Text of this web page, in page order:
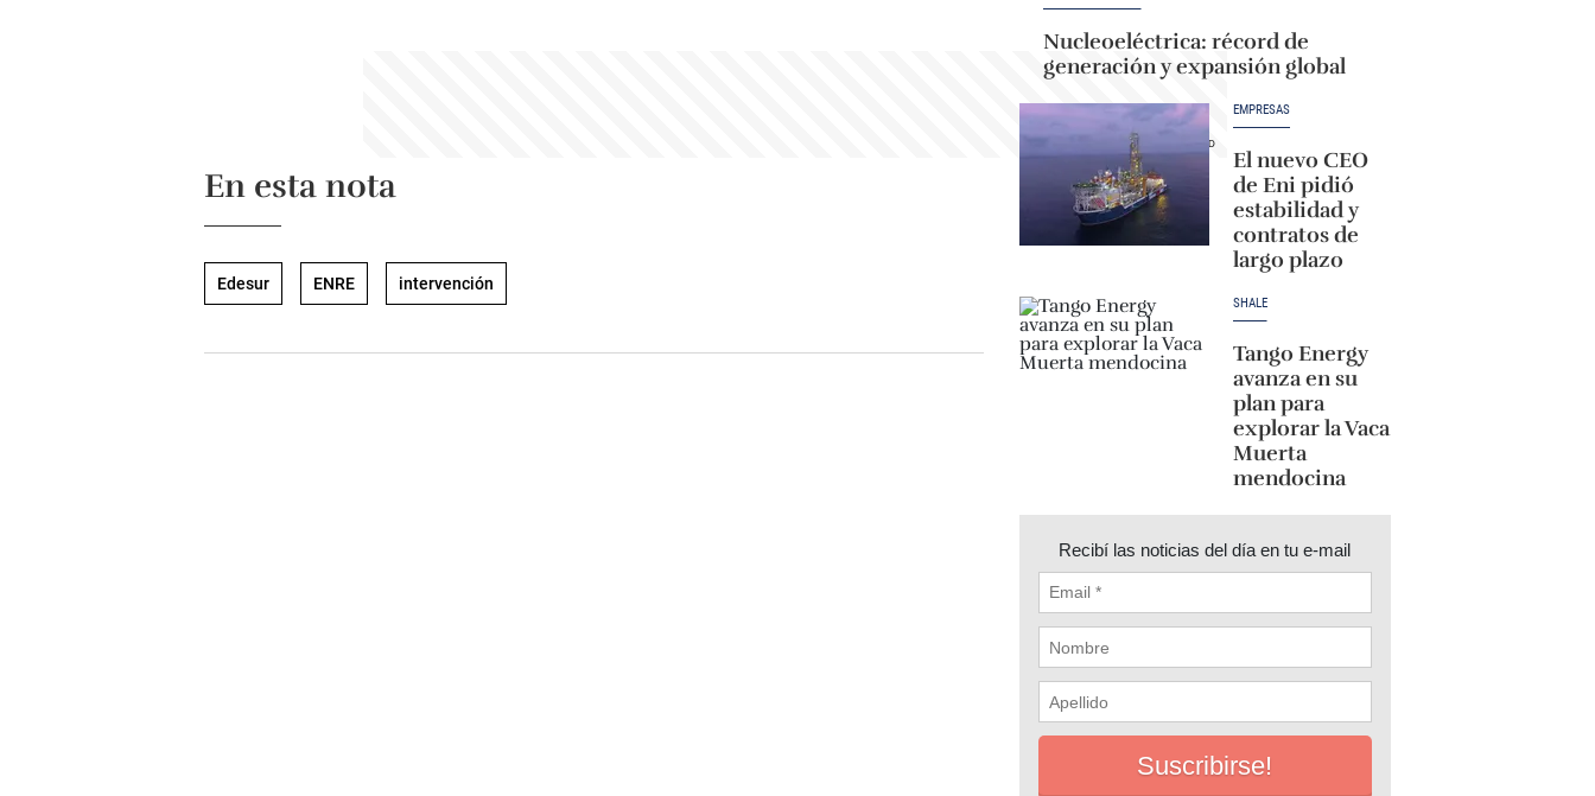
En esta nota
Edesur ENRE intervención
Nucleoeléctrica: récord de
generación y expansión global
EMPRESAS
El nuevo CEO
de Eni pidió
estabilidad y
contratos de
largo plazo
SHALE
Tango Energy
avanza en su
plan para
explorar la Vaca
Muerta
mendocina
Recibí las noticias del día en tu e-mail